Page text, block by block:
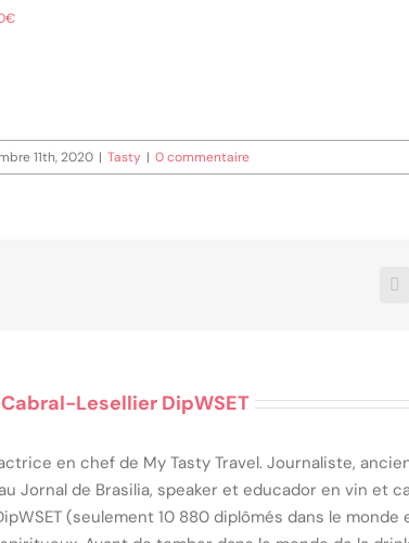
€
11th, 2020 | Tasty | 0 commentaire
Lesellier DipWSET
en chef de My Tasty Travel. Journaliste,
Jornal de Brasilia, speaker et educador en vin et
(seulement 10 880 diplômés dans le